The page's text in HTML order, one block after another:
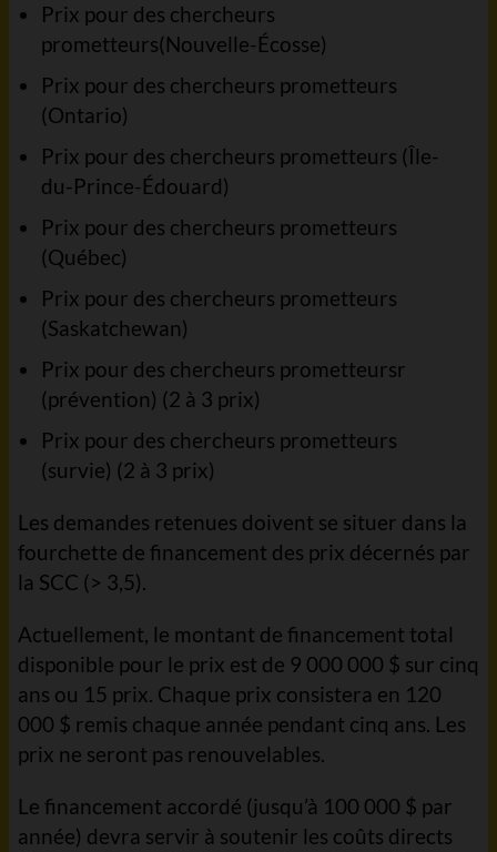
Prix pour des chercheurs
prometteurs(Nouvelle-Écosse)
Prix pour des chercheurs prometteurs
(Ontario)
Prix pour des chercheurs prometteurs (Île-
du-Prince-Édouard)
Prix pour des chercheurs prometteurs
(Québec)
Prix pour des chercheurs prometteurs
(Saskatchewan)
Prix pour des chercheurs prometteursr
(prévention) (2 à 3 prix)
Prix pour des chercheurs prometteurs
(survie) (2 à 3 prix)
Les demandes retenues doivent se situer dans la
fourchette de financement des prix décernés par
la SCC (> 3,5).
Actuellement, le montant de financement total
disponible pour le prix est de 9 000 000 $ sur cinq
ans ou 15 prix. Chaque prix consistera en 120
000 $ remis chaque année pendant cinq ans. Les
prix ne seront pas renouvelables.
Le financement accordé (jusqu’à 100 000 $ par
année) devra servir à soutenir les coûts directs